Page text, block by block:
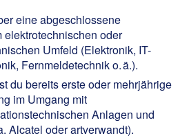
eine abgeschlossene
elektrotechnischen oder
Umfeld (Elektronik, IT-
Fernmeldetechnik o. ä.).
du bereits erste oder mehrjährige
im Umgang mit
Anlagen und
Alcatel oder artverwandt).